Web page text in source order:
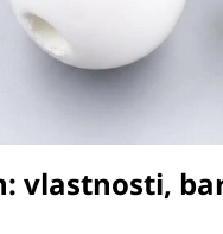
vlastnosti,